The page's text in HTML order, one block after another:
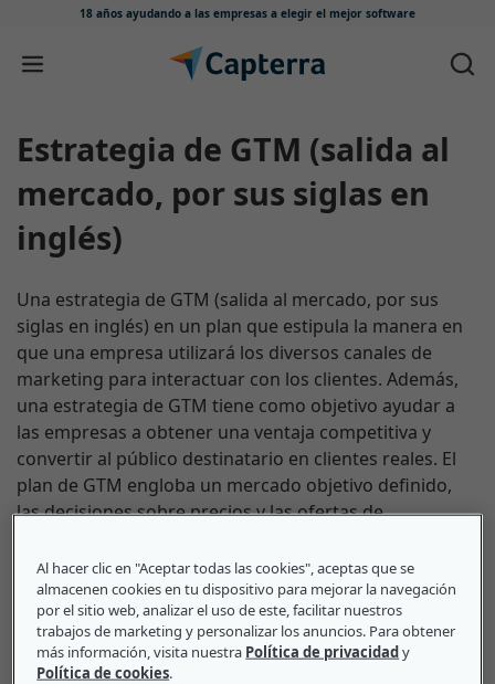
18 años ayudando a las empresas a elegir el mejor software
Ir directamente al contenido
Estrategia de GTM (salida al
mercado, por sus siglas en
inglés)
Una estrategia de GTM (salida al mercado, por sus
siglas en inglés) en un plan que estipula la manera en
que una empresa utilizará los diversos canales de
marketing para interactuar con los clientes. Además,
una estrategia de GTM tiene como objetivo ayudar a
las empresas a obtener una ventaja competitiva y
convertir al público destinatario en clientes reales. El
plan de GTM engloba un mercado objetivo definido,
las decisiones sobre precios y las ofertas de
información sobre la marca original o modificada,
entre otros aspectos.
Al hacer clic en "Aceptar todas las cookies", aceptas que se
almacenen cookies en tu dispositivo para mejorar la navegación
por el sitio web, analizar el uso de este, facilitar nuestros
trabajos de marketing y personalizar los anuncios. Para obtener
más información, visita nuestra Política de privacidady
Política de cookies.